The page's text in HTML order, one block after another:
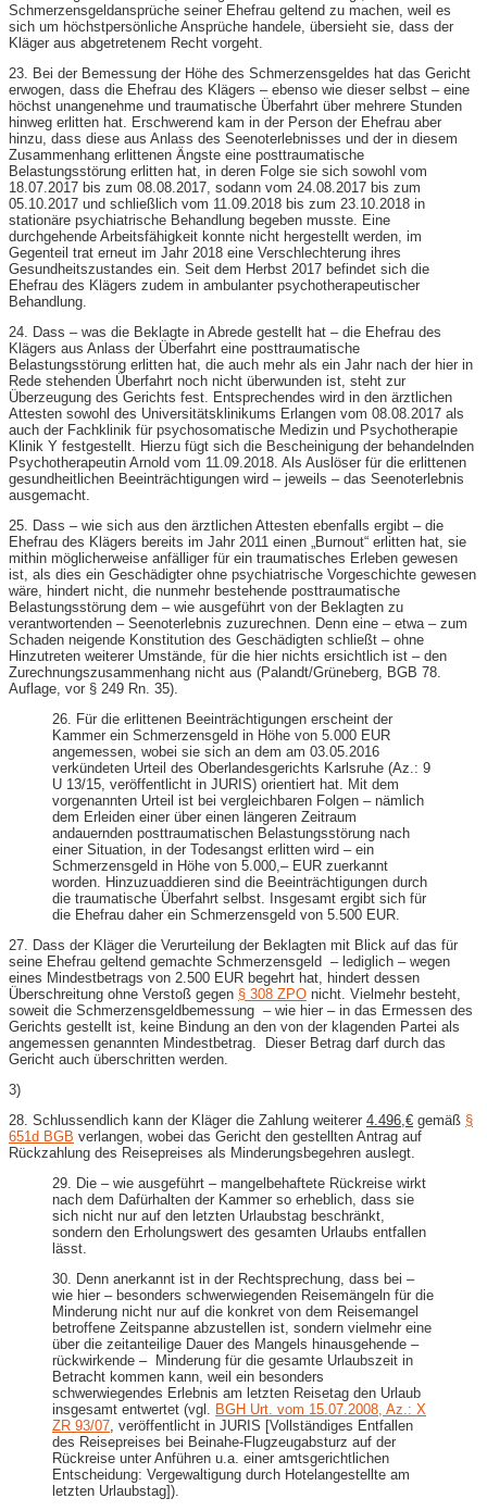
Schmerzensgeldansprüche seiner Ehefrau geltend zu machen, weil es
sich um höchstpersönliche Ansprüche handele, übersieht sie, dass der
Kläger aus abgetretenem Recht vorgeht.
23. Bei der Bemessung der Höhe des Schmerzensgeldes hat das Gericht
erwogen, dass die Ehefrau des Klägers – ebenso wie dieser selbst – eine
höchst unangenehme und traumatische Überfahrt über mehrere Stunden
hinweg erlitten hat. Erschwerend kam in der Person der Ehefrau aber
hinzu, dass diese aus Anlass des Seenoterlebnisses und der in diesem
Zusammenhang erlittenen Ängste eine posttraumatische
Belastungsstörung erlitten hat, in deren Folge sie sich sowohl vom
18.07.2017 bis zum 08.08.2017, sodann vom 24.08.2017 bis zum
05.10.2017 und schließlich vom 11.09.2018 bis zum 23.10.2018 in
stationäre psychiatrische Behandlung begeben musste. Eine
durchgehende Arbeitsfähigkeit konnte nicht hergestellt werden, im
Gegenteil trat erneut im Jahr 2018 eine Verschlechterung ihres
Gesundheitszustandes ein. Seit dem Herbst 2017 befindet sich die
Ehefrau des Klägers zudem in ambulanter psychotherapeutischer
Behandlung.
24. Dass – was die Beklagte in Abrede gestellt hat – die Ehefrau des
Klägers aus Anlass der Überfahrt eine posttraumatische
Belastungsstörung erlitten hat, die auch mehr als ein Jahr nach der hier in
Rede stehenden Überfahrt noch nicht überwunden ist, steht zur
Überzeugung des Gerichts fest. Entsprechendes wird in den ärztlichen
Attesten sowohl des Universitätsklinikums Erlangen vom 08.08.2017 als
auch der Fachklinik für psychosomatische Medizin und Psychotherapie
Klinik Y festgestellt. Hierzu fügt sich die Bescheinigung der behandelnden
Psychotherapeutin Arnold vom 11.09.2018. Als Auslöser für die erlittenen
gesundheitlichen Beeinträchtigungen wird – jeweils – das Seenoterlebnis
ausgemacht.
25. Dass – wie sich aus den ärztlichen Attesten ebenfalls ergibt – die
Ehefrau des Klägers bereits im Jahr 2011 einen „Burnout“ erlitten hat, sie
mithin möglicherweise anfälliger für ein traumatisches Erleben gewesen
ist, als dies ein Geschädigter ohne psychiatrische Vorgeschichte gewesen
wäre, hindert nicht, die nunmehr bestehende posttraumatische
Belastungsstörung dem – wie ausgeführt von der Beklagten zu
verantwortenden – Seenoterlebnis zuzurechnen. Denn eine – etwa – zum
Schaden neigende Konstitution des Geschädigten schließt – ohne
Hinzutreten weiterer Umstände, für die hier nichts ersichtlich ist – den
Zurechnungszusammenhang nicht aus (Palandt/Grüneberg, BGB 78.
Auflage, vor § 249 Rn. 35).
26. Für die erlittenen Beeinträchtigungen erscheint der
Kammer ein Schmerzensgeld in Höhe von 5.000 EUR
angemessen, wobei sie sich an dem am 03.05.2016
verkündeten Urteil des Oberlandesgerichts Karlsruhe (Az.: 9
U 13/15, veröffentlicht in JURIS) orientiert hat. Mit dem
vorgenannten Urteil ist bei vergleichbaren Folgen – nämlich
dem Erleiden einer über einen längeren Zeitraum
andauernden posttraumatischen Belastungsstörung nach
einer Situation, in der Todesangst erlitten wird – ein
Schmerzensgeld in Höhe von 5.000,– EUR zuerkannt
worden. Hinzuzuaddieren sind die Beeinträchtigungen durch
die traumatische Überfahrt selbst. Insgesamt ergibt sich für
die Ehefrau daher ein Schmerzensgeld von 5.500 EUR.
27. Dass der Kläger die Verurteilung der Beklagten mit Blick auf das für
seine Ehefrau geltend gemachte Schmerzensgeld – lediglich – wegen
eines Mindestbetrags von 2.500 EUR begehrt hat, hindert dessen
Überschreitung ohne Verstoß gegen § 308 ZPO nicht. Vielmehr besteht,
soweit die Schmerzensgeldbemessung – wie hier – in das Ermessen des
Gerichts gestellt ist, keine Bindung an den von der klagenden Partei als
angemessen genannten Mindestbetrag. Dieser Betrag darf durch das
Gericht auch überschritten werden.
3)
28. Schlussendlich kann der Kläger die Zahlung weiterer 4.496,€ gemäß §
651d BGB verlangen, wobei das Gericht den gestellten Antrag auf
Rückzahlung des Reisepreises als Minderungsbegehren auslegt.
29. Die – wie ausgeführt – mangelbehaftete Rückreise wirkt
nach dem Dafürhalten der Kammer so erheblich, dass sie
sich nicht nur auf den letzten Urlaubstag beschränkt,
sondern den Erholungswert des gesamten Urlaubs entfallen
lässt.
30. Denn anerkannt ist in der Rechtsprechung, dass bei –
wie hier – besonders schwerwiegenden Reisemängeln für die
Minderung nicht nur auf die konkret von dem Reisemangel
betroffene Zeitspanne abzustellen ist, sondern vielmehr eine
über die zeitanteilige Dauer des Mangels hinausgehende –
rückwirkende – Minderung für die gesamte Urlaubszeit in
Betracht kommen kann, weil ein besonders
schwerwiegendes Erlebnis am letzten Reisetag den Urlaub
insgesamt entwertet (vgl. BGH Urt. vom 15.07.2008, Az.: X
ZR 93/07 , veröffentlicht in JURIS [Vollständiges Entfallen
des Reisepreises bei Beinahe-Flugzeugabsturz auf der
Rückreise unter Anführen u.a. einer amtsgerichtlichen
Entscheidung: Vergewaltigung durch Hotelangestellte am
letzten Urlaubstag]).